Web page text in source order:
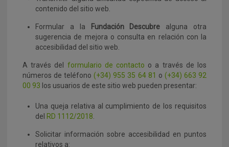
contenido del sitio web.
Formular a la Fundación Descubre alguna otra
sugerencia de mejora o consulta en relación con la
accesibilidad del sitio web.
A través del formulario de contacto o a través de los
números de teléfono(+34) 955 35 64 81 o (+34) 663 92
00 93 los usuarios de este sitio web pueden presentar:
Una queja relativa al cumplimiento de los requisitos
del RD 1112/2018
Solicitar información sobre accesibilidad en puntos
relativos a: